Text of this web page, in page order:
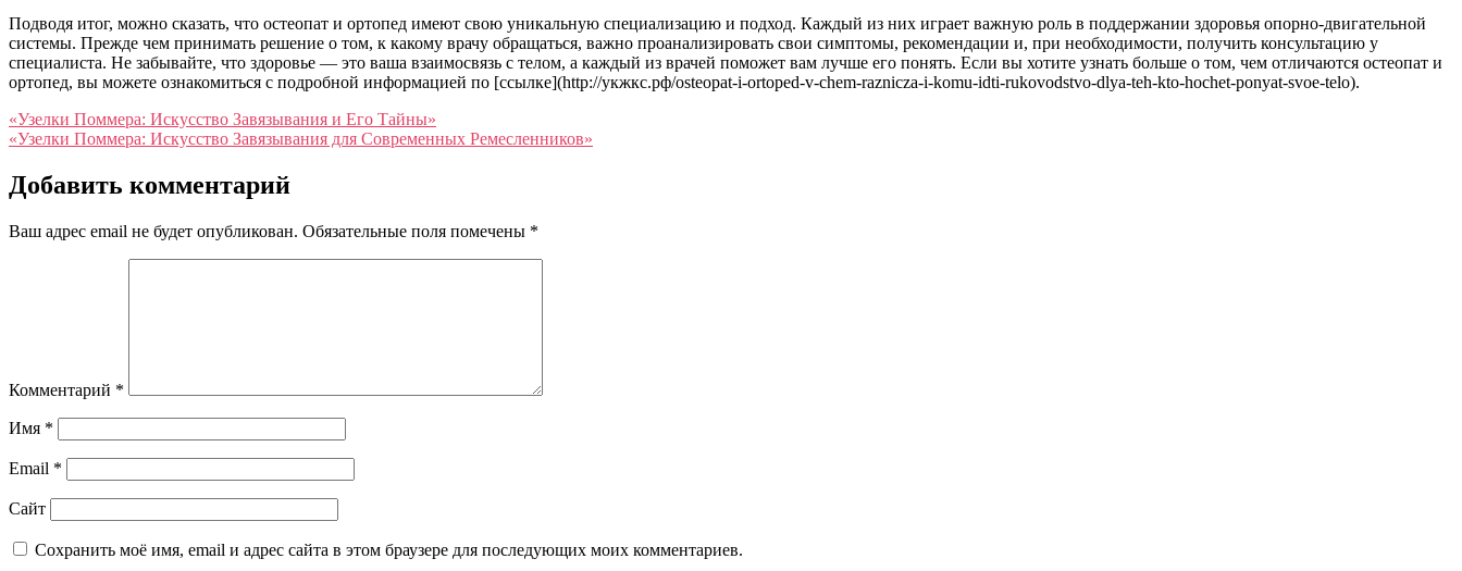
Подводя итог, можно сказать, что остеопат и ортопед имеют свою уникальную специализацию и подход. Каждый из них играет важную роль в поддержании здоровья опорно-двигательной
системы. Прежде чем принимать решение о том, к какому врачу обращаться, важно проанализировать свои симптомы, рекомендации и, при необходимости, получить консультацию у
специалиста. Не забывайте, что здоровье — это ваша взаимосвязь с телом, а каждый из врачей поможет вам лучше его понять. Если вы хотите узнать больше о том, чем отличаются остеопат и
ортопед, вы можете ознакомиться с подробной информацией по [ссылке](http://укжкс.рф/osteopat-i-ortoped-v-chem-raznicza-i-komu-idti-rukovodstvo-dlya-teh-kto-hochet-ponyat-svoe-telo).
Навигация
по
записям
«Узелки Поммера: Искусство Завязывания и Его Тайны»
«Узелки Поммера: Искусство Завязывания для Современных Ремесленников»
Добавить комментарий
Ваш адрес email не будет опубликован. Обязательные поля помечены *
Комментарий *
Имя *
Email *
Сайт
Сохранить моё имя, email и адрес сайта в этом браузере для последующих моих комментариев.